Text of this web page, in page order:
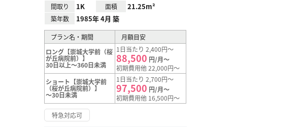
間取り 1K 面積 21.25m²
築年数 1985年 4月 築
プラン名・期間
月額目安
ロング【崇城大学前（桜
が丘病院前）】
30日以上～360日未満
1日当たり 2,400円～
88,500 円/月～
初期費用他 22,000円～
ショート【崇城大学前
（桜が丘病院前）】
～30日未満
1日当たり 2,700円～
97,500 円/月～
初期費用他 16,500円～
特急対応可